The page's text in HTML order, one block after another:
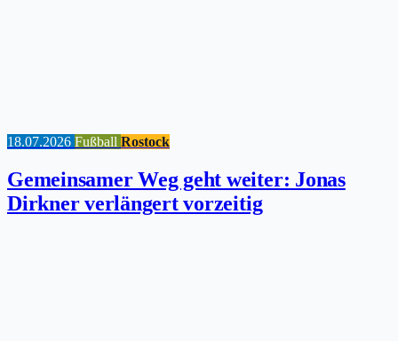
18.07.2026 Fußball Rostock
Gemeinsamer Weg geht weiter: Jonas
Dirkner verlängert vorzeitig